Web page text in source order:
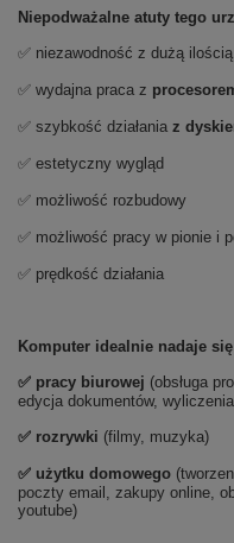
Niepodważalne atuty tego
✅ niezawodność z dużą ilością
✅ wydajna praca z
✅ szybkość działania z
✅ estetyczny wygląd
✅ możliwość rozbudowy
✅ możliwość pracy w pionie i
✅ prędkość działania
Komputer idealnie nadaje
✅ pracy biurowej (obsługa
edycja dokumentów,
✅ rozrywki (filmy, muzyka)
✅ użytku domowego
poczty email, zakupy online,
youtube)